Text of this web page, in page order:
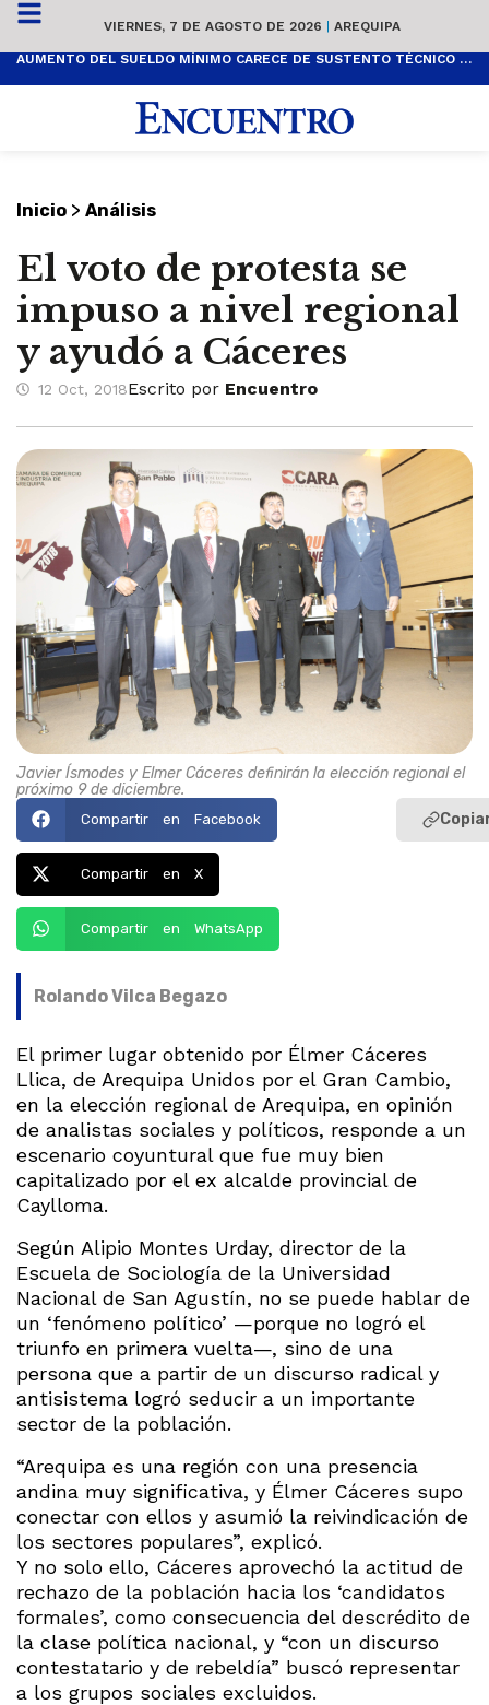
VIERNES, 7 DE AGOSTO DE 2026 | AREQUIPA
AUMENTO DEL SUELDO MÍNIMO CARECE DE SUSTENTO TÉCNICO Y ES POPULISTA
Inicio > Análisis
El voto de protesta se
impuso a nivel regional
y ayudó a Cáceres
12 Oct, 2018Escrito por Encuentro
Javier Ísmodes y Elmer Cáceres definirán la elección regional el
próximo 9 de diciembre.
Compartir en Facebook
Compartir en X
Compartir en WhatsApp
Rolando Vilca Begazo
El primer lugar obtenido por Élmer Cáceres
Llica, de Arequipa Unidos por el Gran Cambio,
en la elección regional de Arequipa, en opinión
de analistas sociales y políticos, responde a un
escenario coyuntural que fue muy bien
capitalizado por el ex alcalde provincial de
Caylloma.
Según Alipio Montes Urday, director de la
Escuela de Sociología de la Universidad
Nacional de San Agustín, no se puede hablar de
un ‘fenómeno político’ —porque no logró el
triunfo en primera vuelta—, sino de una
persona que a partir de un discurso radical y
antisistema logró seducir a un importante
sector de la población.
“Arequipa es una región con una presencia
andina muy significativa, y Élmer Cáceres supo
conectar con ellos y asumió la reivindicación de
los sectores populares”, explicó.
Y no solo ello, Cáceres aprovechó la actitud de
rechazo de la población hacia los ‘candidatos
formales’, como consecuencia del descrédito de
la clase política nacional, y “con un discurso
contestatario y de rebeldía” buscó representar
a los grupos sociales excluidos.